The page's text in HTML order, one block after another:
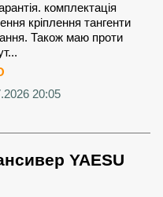
комплектація
кріплення тангенти
Також маю проти
20:05
YAESU